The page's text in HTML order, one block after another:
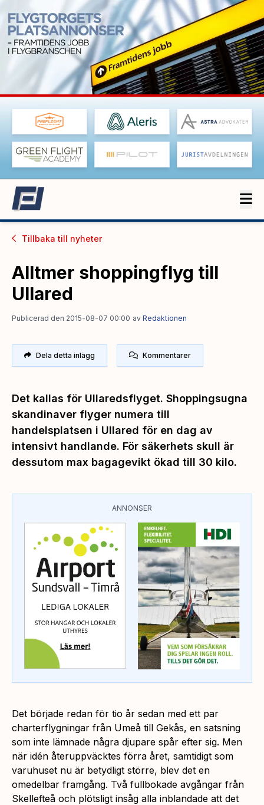
Tillbaka till nyheter
Alltmer shoppingflyg till
Ullared
Publicerad den 2015-08-07 00:00 av Redaktionen
Dela detta inlägg Kommentarer
Det kallas för Ullaredsflyget. Shoppingsugna
skandinaver flyger numera till
handelsplatsen i Ullared för en dag av
intensivt handlande. För säkerhets skull är
dessutom max bagagevikt ökad till 30 kilo.
ANNONSER
Det började redan för tio år sedan med ett par
charterflygningar från Umeå till Gekås, en satsning
som inte lämnade några djupare spår efter sig. Men
när idén återuppväcktes förra året, samtidigt som
varuhuset nu är betydligt större, blev det en
omedelbar framgång. Två fullbokade avgångar från
Skellefteå och plötsligt insåg alla inblandade att det